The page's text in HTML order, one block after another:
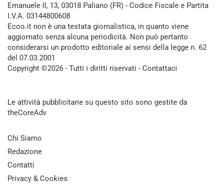
Emanuele II, 13, 03018 Paliano (FR) - Codice Fiscale e Partita
I.V.A. 03144800608
Ecoo.it non è una testata giornalistica, in quanto viene
aggiornato senza alcuna periodicità. Non può pertanto
considerarsi un prodotto editoriale ai sensi della legge n. 62
del 07.03.2001
Copyright ©2026 - Tutti i diritti riservati - Contattaci
Le attività pubblicitarie su questo sito sono gestite da
theCoreAdv
Chi Siamo
Redazione
Contatti
Privacy & Cookies